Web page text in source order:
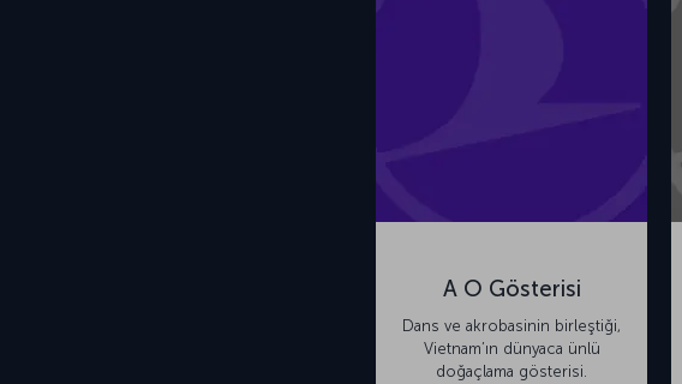
A O Gösterisi
Dans ve akrobasinin birleştiği,
Vietnam’ın dünyaca ünlü
doğaçlama gösterisi.